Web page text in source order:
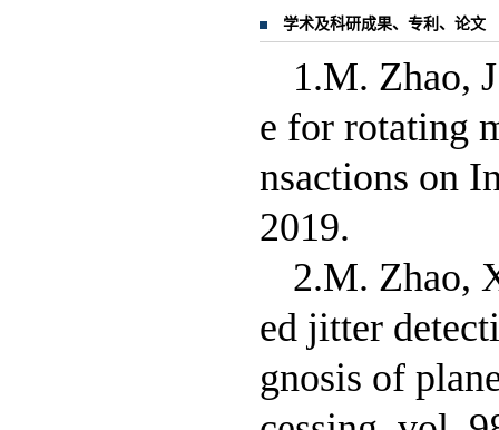
学术及科研成果、专利、论文
1.M. Zhao,
e for rotating
nsactions on
2019.
2.M. Zhao,
ed jitter
gnosis of